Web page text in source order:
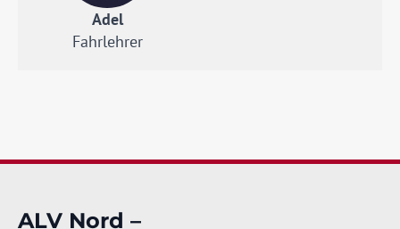
Adel
Fahrlehrer
ALV Nord –